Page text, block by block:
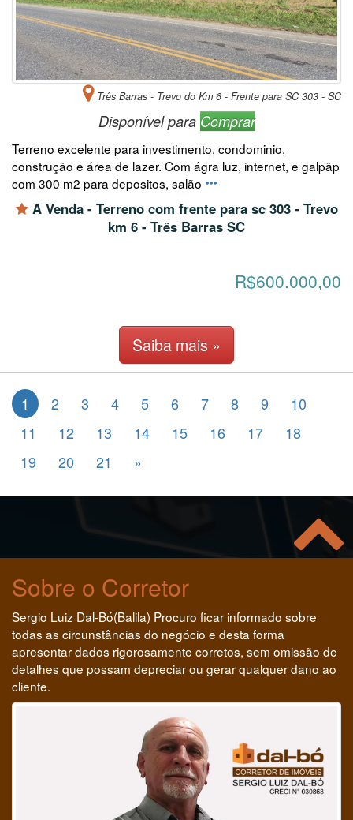
Três Barras - Trevo do Km 6 - Frente para SC 303 - SC
Disponível para Comprar
Terreno excelente para investimento, condominio,
construção e área de lazer. Com ágra luz, internet, e galpãp
com 300 m2 para depositos, salão
A Venda - Terreno com frente para sc 303 - Trevo
km 6 - Três Barras SC
R$600.000,00
Saiba mais »
1 2 3 4 5 6 7 8 9
10
11
12 13 14 15 16 17
18
19
20 21 »
Sobre o Corretor
Sergio Luiz Dal-Bó(Balila) Procuro ficar informado sobre
todas as circunstâncias do negócio e desta forma
apresentar dados rigorosamente corretos, sem omissão de
detalhes que possam depreciar ou gerar qualquer dano ao
cliente.